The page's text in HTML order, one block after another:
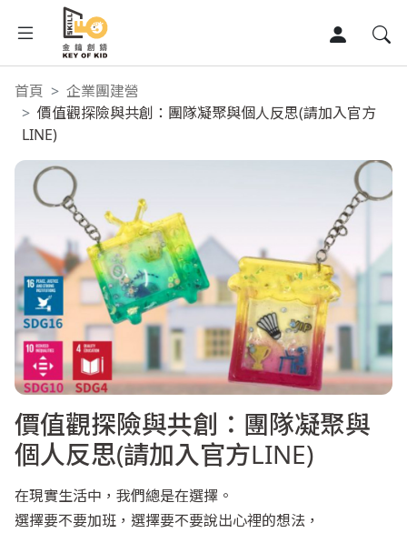
首頁
企業團建營
童趣創作坊
Class1
精選文章
精選影音
關於我們
聯絡我們
首頁
企業團建營
價值觀探險與共創：團隊凝聚與個人反思(請加入官方
LINE)
價值觀探險與共創：團隊凝聚與
個人反思(請加入官方LINE)
在現實生活中，我們總是在選擇。
選擇要不要加班，選擇要不要說出心裡的想法，